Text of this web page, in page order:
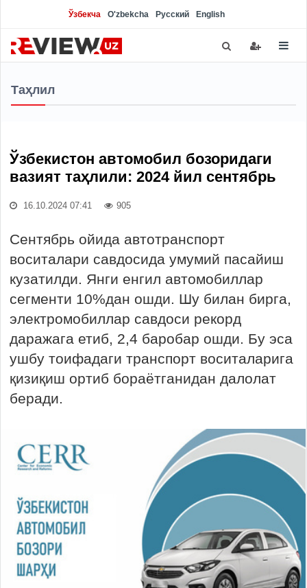
Ўзбекча O'zbekcha Русский English
Таҳлил
Ўзбекистон автомобил бозоридаги
вазият таҳлили: 2024 йил сентябрь
16.10.2024 07:41 905
Сентябрь ойида автотранспорт
воситалари савдосида умумий пасайиш
кузатилди. Янги енгил автомобиллар
сегменти 10%дан ошди. Шу билан бирга,
электромобиллар савдоси рекорд
даражага етиб, 2,4 баробар ошди. Бу эса
ушбу тоифадаги транспорт воситаларига
қизиқиш ортиб бораётганидан далолат
беради.